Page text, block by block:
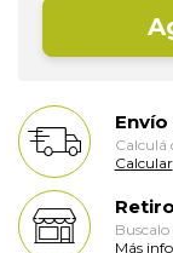
Calculá
Calcular
Más info